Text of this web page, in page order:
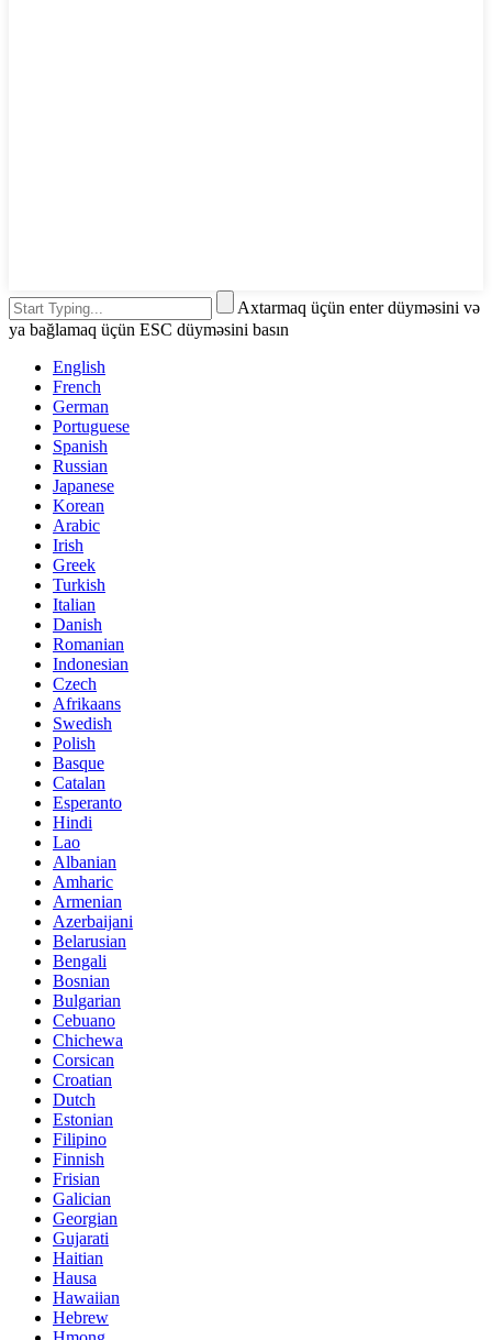
Axtarmaq üçün enter düyməsini və
ya bağlamaq üçün ESC düyməsini basın
English
French
German
Portuguese
Spanish
Russian
Japanese
Korean
Arabic
Irish
Greek
Turkish
Italian
Danish
Romanian
Indonesian
Czech
Afrikaans
Swedish
Polish
Basque
Catalan
Esperanto
Hindi
Lao
Albanian
Amharic
Armenian
Azerbaijani
Belarusian
Bengali
Bosnian
Bulgarian
Cebuano
Chichewa
Corsican
Croatian
Dutch
Estonian
Filipino
Finnish
Frisian
Galician
Georgian
Gujarati
Haitian
Hausa
Hawaiian
Hebrew